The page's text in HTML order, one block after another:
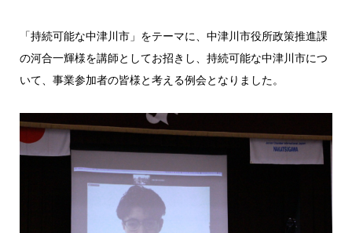
「持続可能な中津川市」をテーマに、中津川市役所政策推進課
の河合一輝様を講師としてお招きし、持続可能な中津川市につ
いて、事業参加者の皆様と考える例会となりました。